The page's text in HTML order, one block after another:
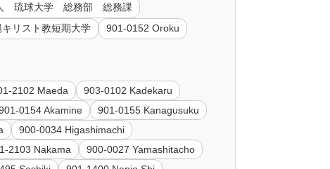
琉球大学 総務部 総務課
リスト教短期大学 901-0152 Oroku
2102 Maeda
903-0102 Kadekaru
0154 Akamine
901-0155 Kanagusuku
900-0034 Higashimachi
2103 Nakama
900-0027 Yamashitacho